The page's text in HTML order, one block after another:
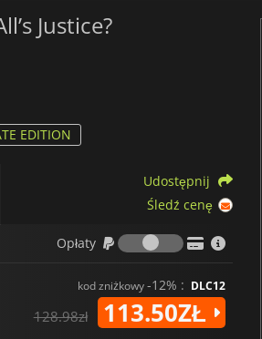
Rozgrywka skupia się na
zespołowa są równie ważne
dodatkowymi funkcjami.
i inne bonusowe przedmioty,
MY HERO ACADEMIA: All's
Przygotuj się na uwolnienie
się w najbardziej epickich
czeka, a walka dopiero się
Justice?
EDITION
Udostępnij
Śledź cenę
Opłaty
Opłaty
kod zniżkowy-12% : DLC12
128.98zł 113.50ZŁ